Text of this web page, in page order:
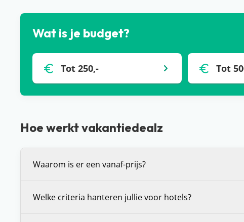
Wat is je budget?
Tot 250,- Tot
Hoe werkt vakantiedealz
Waarom is er een vanaf-prijs?
prijs voor de vakantie die je voor je ziet. Dit is (in veel
Welke criteria hanteren jullie voor hotels?